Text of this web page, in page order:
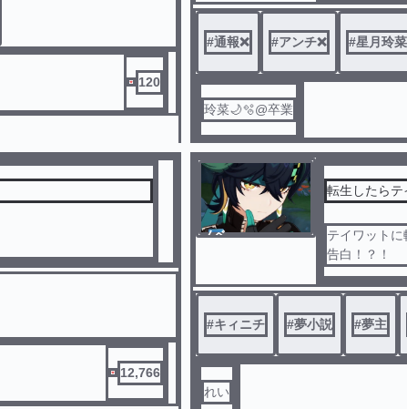
120
#通報❌️ #アンチ❌️ #星月玲菜
玲菜🌙🫧@卒業
12,766
ノベ
転生したらテ
テイワット
告白！？！
#キィニチ #夢小説 #夢主
れい